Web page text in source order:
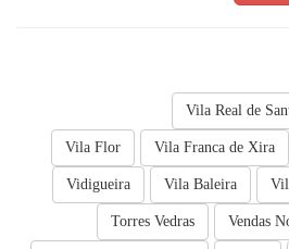
Vila Real de
Vila Franca de Xira
Vila Flor
Vila Baleira
Vidigueira
Vendas
Torres Vedras